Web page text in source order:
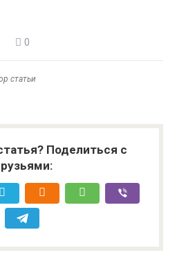
0
статьи
Поделиться с